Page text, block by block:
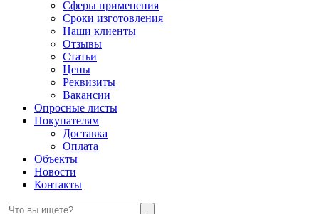
Сферы применения
Сроки изготовления
Наши клиенты
Отзывы
Статьи
Цены
Реквизиты
Вакансии
Опросные листы
Покупателям
Доставка
Оплата
Объекты
Новости
Контакты